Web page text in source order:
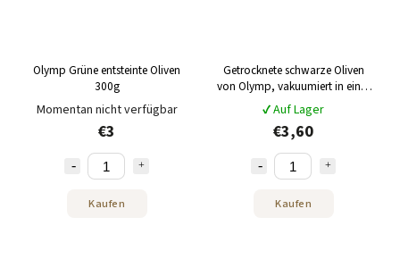
Olymp Grüne entsteinte Oliven
300g
Momentan nicht verfügbar
€3
Kaufen
Getrocknete schwarze Oliven
von Olymp, vakuumiert in einer
Marinade mit nativem Olivenöl
extra, 250 g
✔ Auf Lager
€3,60
Kaufen